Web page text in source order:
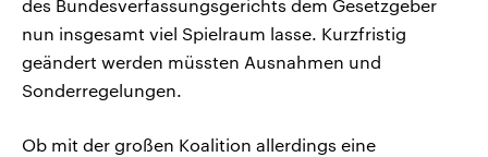
des Bundesverfassungsgerichts dem Gesetzgeber
nun insgesamt viel Spielraum lasse. Kurzfristig
geändert werden müssten Ausnahmen und
Sonderregelungen.
Ob mit der großen Koalition allerdings eine